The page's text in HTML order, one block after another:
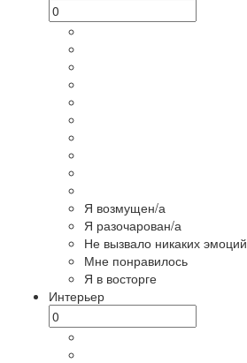
Я возмущен/а
Я разочарован/а
Не вызвало никаких эмоций
Мне понравилось
Я в восторге
Интерьер